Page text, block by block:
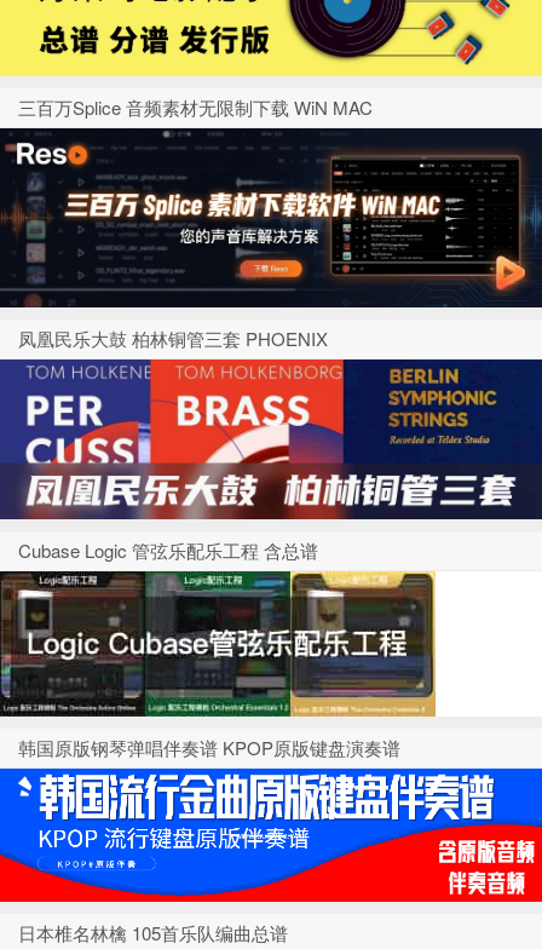
三百万Splice 音频素材无限制下载 WiN MAC
凤凰民乐大鼓 柏林铜管三套 PHOENIX
Cubase Logic 管弦乐配乐工程 含总谱
韩国原版钢琴弹唱伴奏谱 KPOP原版键盘演奏谱
日本椎名林檎 105首乐队编曲总谱